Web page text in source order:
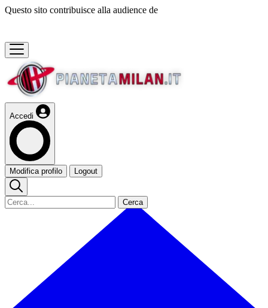
Questo sito contribuisce alla audience de
Accedi
Modifica profilo Logout
Cerca